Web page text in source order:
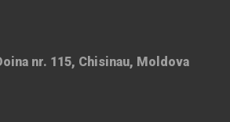
nr. 115, Chisinau, Moldova